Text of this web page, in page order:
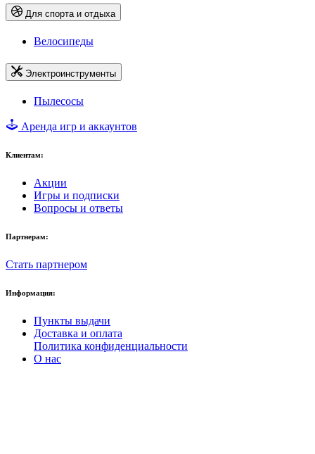
Для спорта и отдыха
Велосипеды
Электроинструменты
Пылесосы
Аренда игр и аккаунтов
Клиентам:
Акции
Игры и подписки
Вопросы и ответы
Партнерам:
Стать партнером
Информация:
Пункты выдачи
Доставка и оплата
Политика конфиденциальности
О нас